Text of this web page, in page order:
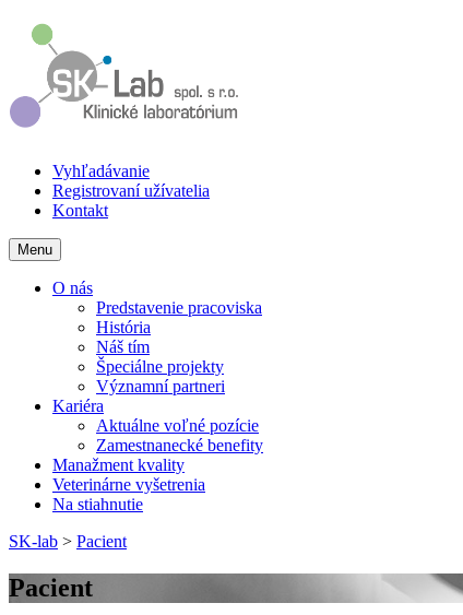
Vyhľadávanie
Registrovaní užívatelia
Kontakt
Menu
O nás
Predstavenie pracoviska
História
Náš tím
Špeciálne projekty
Významní partneri
Kariéra
Aktuálne voľné pozície
Zamestnanecké benefity
Manažment kvality
Veterinárne vyšetrenia
Na stiahnutie
SK-lab > Pacient
Pacient